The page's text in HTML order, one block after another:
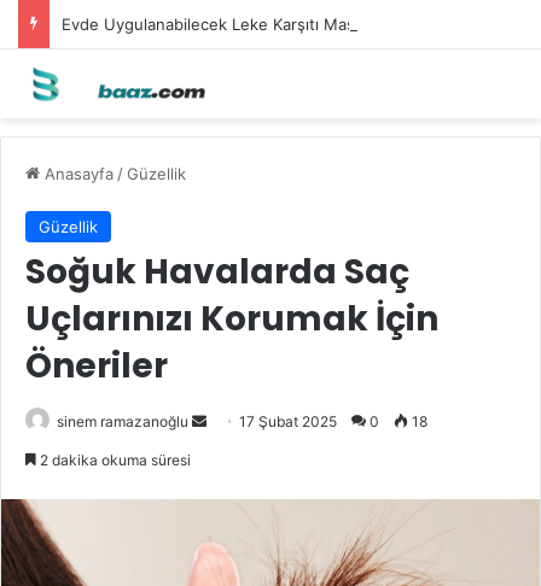
Evde Uygulanabilecek Leke Karşıtı Maskeler
Anasayfa /Güzellik
Güzellik
Soğuk Havalarda Saç
Uçlarınızı Korumak İçin
Öneriler
sinem ramazanoğlu
Bir
17 Şubat 2025 0 18
2 dakika okuma süresi